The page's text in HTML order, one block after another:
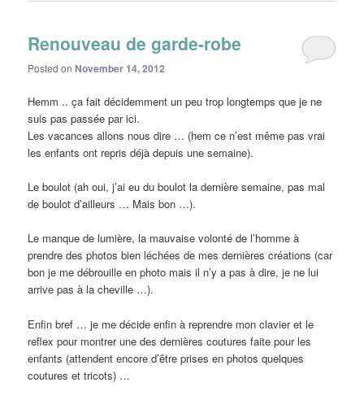
Renouveau de garde-robe
Posted on November 14, 2012
Hemm .. ça fait décidemment un peu trop longtemps que je ne
suis pas passée par ici.
Les vacances allons nous dire … (hem ce n’est même pas vrai
les enfants ont repris déjà depuis une semaine).
Le boulot (ah oui, j’ai eu du boulot la dernière semaine, pas mal
de boulot d’ailleurs … Mais bon …).
Le manque de lumière, la mauvaise volonté de l’homme à
prendre des photos bien léchées de mes dernières créations (car
bon je me débrouille en photo mais il n’y a pas à dire, je ne lui
arrive pas à la cheville …).
Enfin bref … je me décide enfin à reprendre mon clavier et le
reflex pour montrer une des dernières coutures faite pour les
enfants (attendent encore d’être prises en photos quelques
coutures et tricots) …